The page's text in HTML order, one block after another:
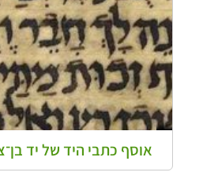
אוסף כתבי היד של יד